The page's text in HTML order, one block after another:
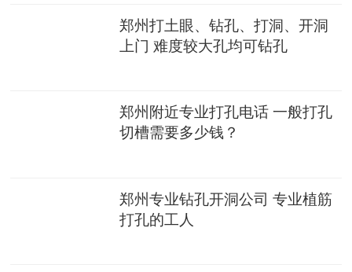
郑州打土眼、钻孔、打洞、开洞
上门 难度较大孔均可钻孔
郑州附近专业打孔电话 一般打孔
切槽需要多少钱？
郑州专业钻孔开洞公司 专业植筋
打孔的工人